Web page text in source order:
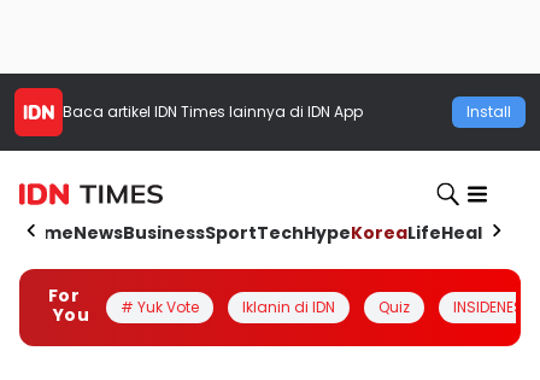
Baca artikel IDN Times lainnya di IDN App Install
HomeNewsBusinessSportTechHypeKoreaLifeHealth
For
You
# Yuk Vote Iklanin di IDN Quiz INSIDENESIA